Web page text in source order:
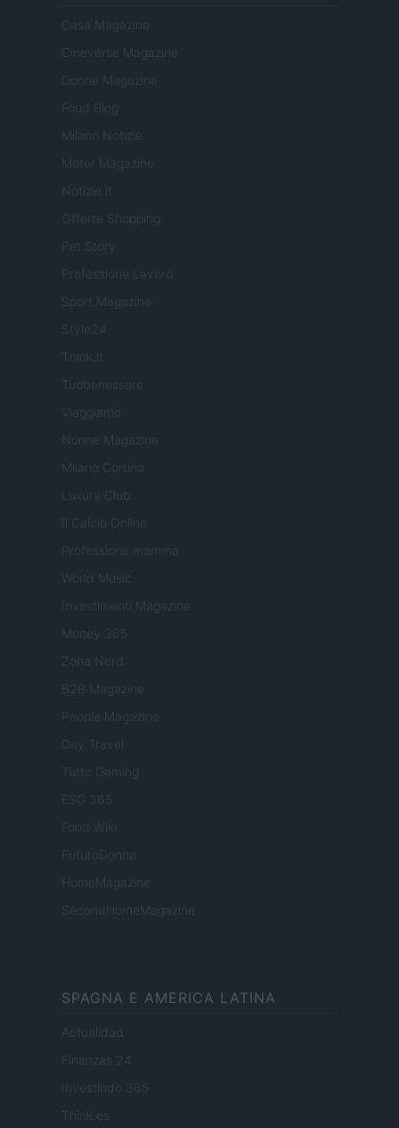
Casa Magazine
Cineverse Magazine
Donne Magazine
Food Blog
Milano Notizie
Motor Magazine
Notizie.it
Offerte Shopping
Professione Lavoro
Sport Magazine
Style24
Think.it
Tuobenessere
Viaggiamo
Nonne Magazine
Milano Cortina
Luxury Club
Il Calcio Online
Professione mamma
World Music
Investimenti Magazine
Money 365
Zona Nerd
B2B Magazine
People Magazine
Day Travel
Tutto Gaming
ESG 365
Food Wiki
FuturoDonna
HomeMagazine
SecondHomeMagazine
SPAGNA E AMERICA LATINA
Actualidad
Finanzas 24
Investindo 365
Think.es